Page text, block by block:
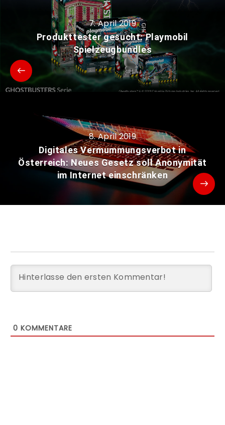
7. April 2019
Produkttester gesucht: Playmobil
Spielzeugbundles
8. April 2019
Digitales Vermummungsverbot in
Österreich: Neues Gesetz soll Anonymität
im Internet einschränken
0 KOMMENTARE